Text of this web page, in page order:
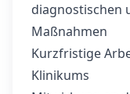
diagnostischen
Maßnahmen
Kurzfristige
Klinikums